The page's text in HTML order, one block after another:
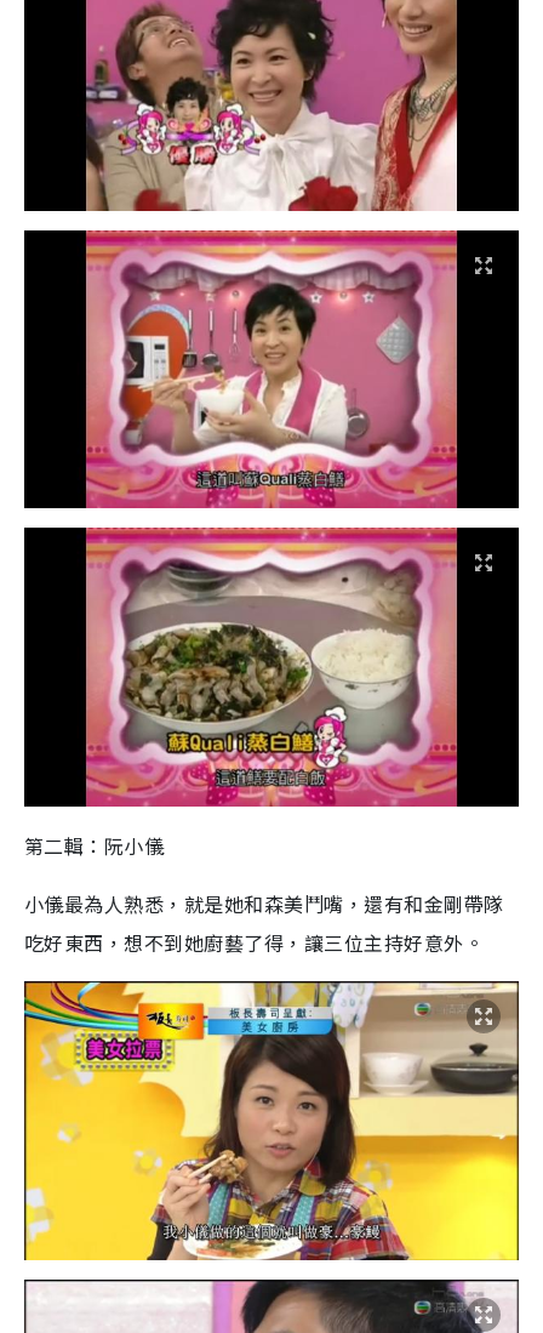
第二輯：阮小儀
小儀最為人熟悉，就是她和森美鬥嘴，還有和金剛帶隊
吃好東西，想不到她廚藝了得，讓三位主持好意外。